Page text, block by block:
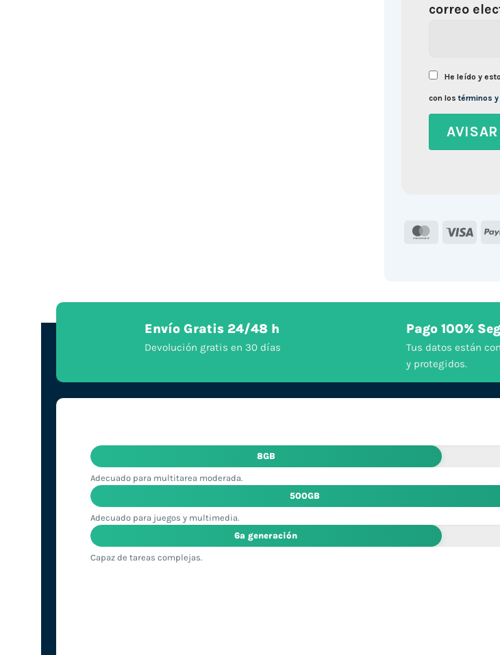
correo
He leído y
con lostérminos
MasterCard
Visa
Envío Gratis 24/48 h
Devolución gratis en 30 días
Pago 100%
Tus datos están
y protegidos.
8GB
Adecuado para multitarea moderada.
500GB
Adecuado para juegos y multimedia.
6ª generación
Capaz de tareas complejas.